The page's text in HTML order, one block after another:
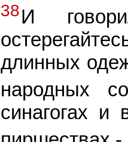
38И
длинных
народных
синагогах